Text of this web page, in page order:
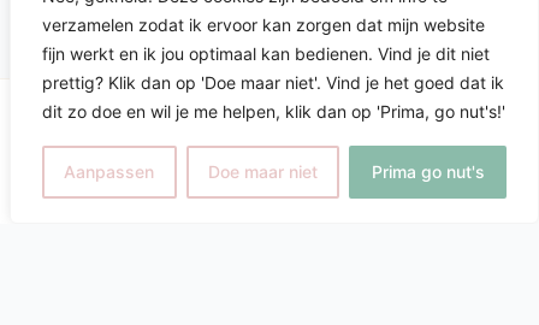
verzamelen zodat ik ervoor kan zorgen dat mijn website
fijn werkt en ik jou optimaal kan bedienen. Vind je dit niet
prettig? Klik dan op 'Doe maar niet'. Vind je het goed dat ik
dit zo doe en wil je me helpen, klik dan op 'Prima, go nut's!'
Aanpassen Doe maar niet Prima go nut's
Copyright © 2026 Désirée Wassing-Boerema |
Ondernemersvuur.nl